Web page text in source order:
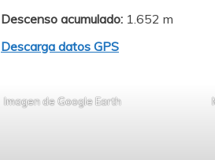
Descenso acumulado: 1.652 m
Descarga datos GPS
Imagen de Google Earth